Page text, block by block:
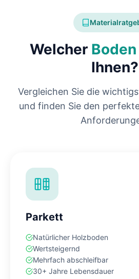
Welcher Boden
Ihnen?
Vergleichen Sie die
und finden Sie den
Parkett
Natürlicher Holzboden
Wertsteigernd
Mehrfach abschleifbar
30+ Jahre Lebensdauer